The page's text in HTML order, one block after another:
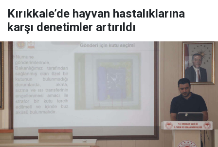
Kırıkkale’de hayvan hastalıklarına
karşı denetimler artırıldı